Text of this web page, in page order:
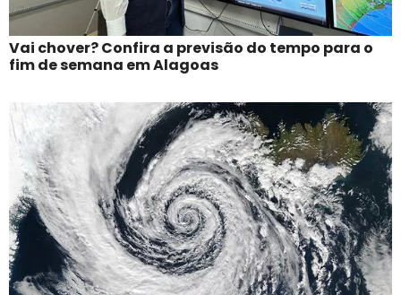
Vai chover? Confira a previsão do tempo para o
fim de semana em Alagoas